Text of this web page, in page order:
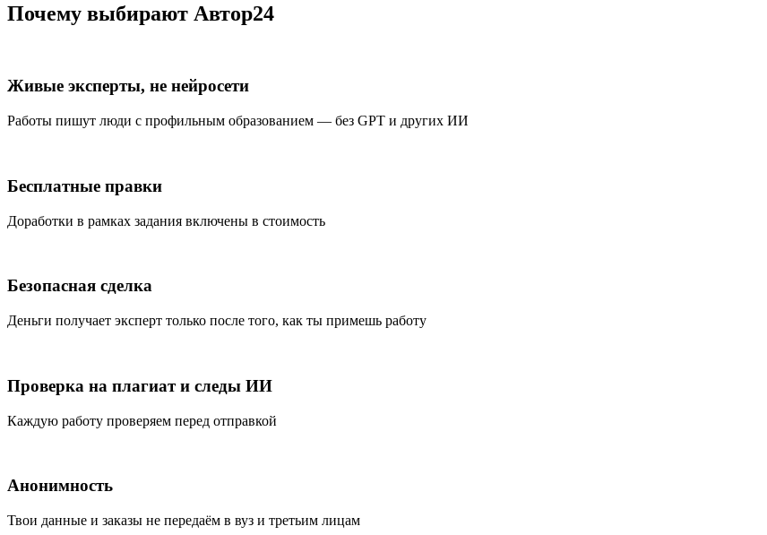
Почему выбирают Автор24
Живые эксперты, не нейросети
Работы пишут люди с профильным образованием — без GPT и других ИИ
Бесплатные правки
Доработки в рамках задания включены в стоимость
Безопасная сделка
Деньги получает эксперт только после того, как ты примешь работу
Проверка на плагиат и следы ИИ
Каждую работу проверяем перед отправкой
Анонимность
Твои данные и заказы не передаём в вуз и третьим лицам